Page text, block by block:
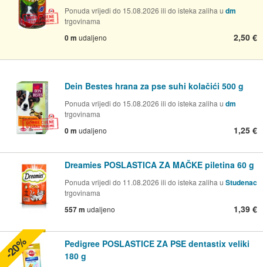
Ponuda vrijedi do 15.08.2026 ili do isteka zaliha u dm
trgovinama
0 m udaljeno 2,50 €
Dein Bestes hrana za pse suhi kolačići 500 g
Ponuda vrijedi do 15.08.2026 ili do isteka zaliha u dm
trgovinama
0 m udaljeno 1,25 €
Dreamies POSLASTICA ZA MAČKE piletina 60 g
Ponuda vrijedi do 11.08.2026 ili do isteka zaliha u Studenac
trgovinama
557 m udaljeno 1,39 €
Pedigree POSLASTICE ZA PSE dentastix veliki
180 g
-20%